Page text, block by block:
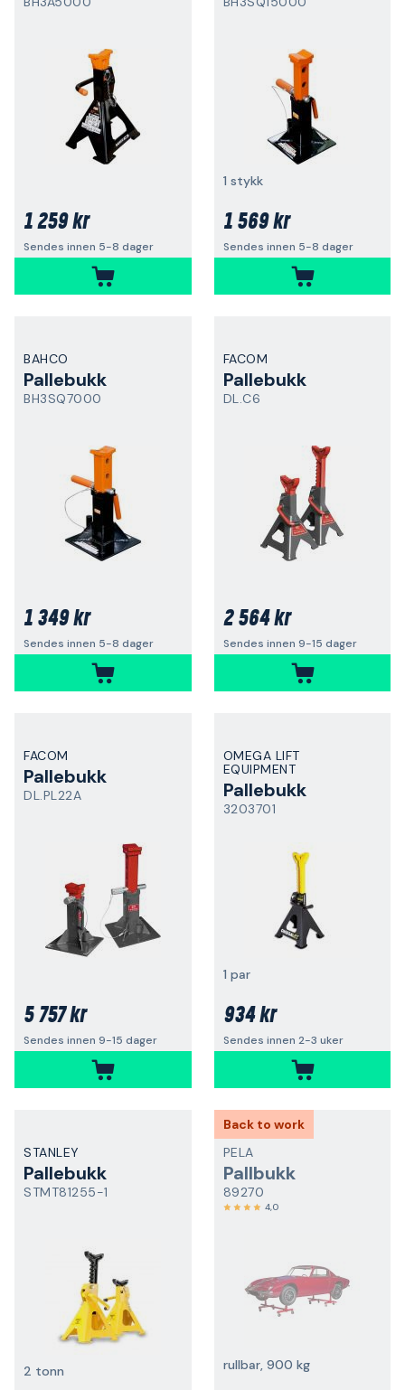
1 259 kr
Sendes innen 5-8 dager
1 stykk
1 569 kr
Sendes innen 5-8 dager
BAHCO
Pallebukk
BH3SQ7000
1 349 kr
Sendes innen 5-8 dager
FACOM
Pallebukk
DL.C6
2 564 kr
Sendes innen 9-15 dager
FACOM
Pallebukk
DL.PL22A
5 757 kr
Sendes innen 9-15 dager
OMEGA LIFT
EQUIPMENT
Pallebukk
3203701
1 par
934 kr
Sendes innen 2-3 uker
STANLEY
Pallebukk
STMT81255-1
2 tonn
Back to work
PELA
Pallbukk
89270
4,0
rullbar, 900 kg